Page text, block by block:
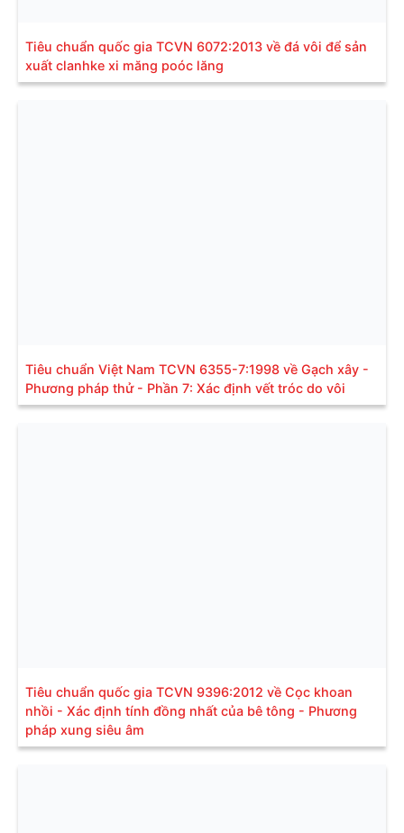
Tiêu chuẩn quốc gia TCVN 6072:2013 về đá vôi để sản
xuất clanhke xi măng poóc lăng
Tiêu chuẩn Việt Nam TCVN 6355-7:1998 về Gạch xây -
Phương pháp thử - Phần 7: Xác định vết tróc do vôi
Tiêu chuẩn quốc gia TCVN 9396:2012 về Cọc khoan
nhồi - Xác định tính đồng nhất của bê tông - Phương
pháp xung siêu âm